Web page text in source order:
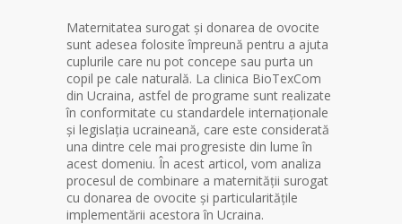
Maternitatea surogat și donarea de ovocite
sunt adesea folosite împreună pentru a ajuta
cuplurile care nu pot concepe sau purta un
copil pe cale naturală. La clinica BioTexCom
din Ucraina, astfel de programe sunt realizate
în conformitate cu standardele internaționale
și legislația ucraineană, care este considerată
una dintre cele mai progresiste din lume în
acest domeniu. În acest articol, vom analiza
procesul de combinare a maternității surogat
cu donarea de ovocite și particularitățile
implementării acestora în Ucraina.